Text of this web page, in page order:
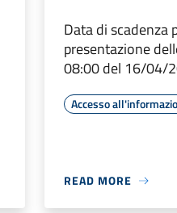
Data di scadenza
presentazione
08:00 del 16/04/
Accesso
READ MORE